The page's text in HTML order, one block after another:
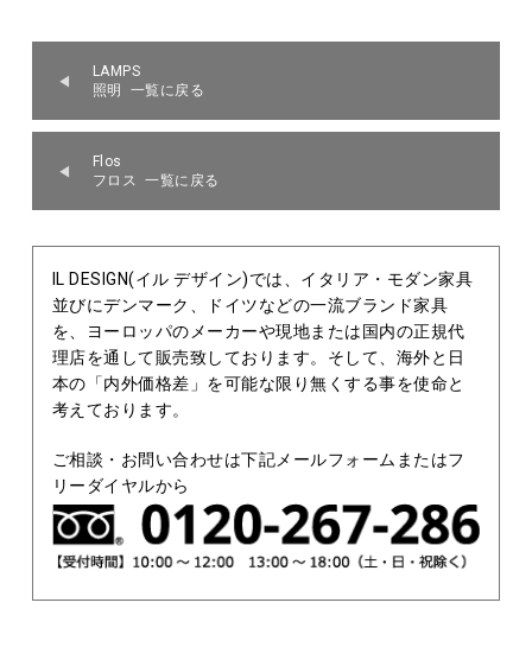
LAMPS
照明 一覧に戻る
Flos
フロス 一覧に戻る
IL DESIGN(イル デザイン)では、イタリア・モダン家具
並びにデンマーク、ドイツなどの一流ブランド家具
を、ヨーロッパのメーカーや現地または国内の正規代
理店を通して販売致しております。そして、海外と日
本の「内外価格差」を可能な限り無くする事を使命と
考えております。
ご相談・お問い合わせは下記メールフォームまたはフ
リーダイヤルから